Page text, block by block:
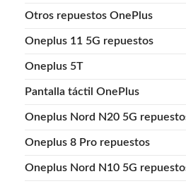
Otros repuestos OnePlus
Oneplus 11 5G repuestos
Oneplus 5T
Pantalla táctil OnePlus
Oneplus Nord N20 5G
Oneplus 8 Pro repuestos
Oneplus Nord N10 5G